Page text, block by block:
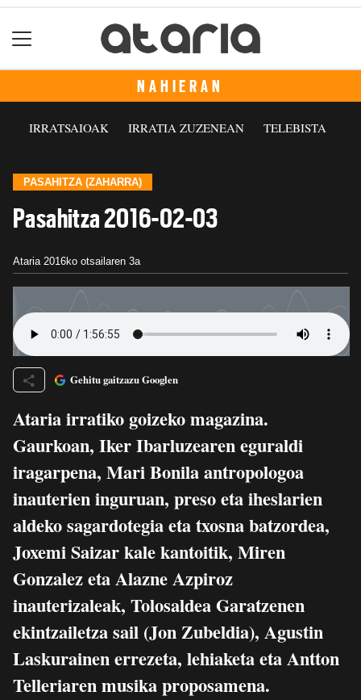
NAHIERAN
IRRATSAIOAK IRRATIA ZUZENEAN TELEBISTA
PASAHITZA (ZAHARRA)
Pasahitza 2016-02-03
Ataria 2016ko otsailaren 3a
Gehitu gaitzazu Googlen
Ataria irratiko goizeko magazina.
Gaurkoan, Iker Ibarluzearen eguraldi
iragarpena, Mari Bonila antropologoa
inauterien inguruan, preso eta iheslarien
aldeko sagardotegia eta txosna batzordea,
Joxemi Saizar kale kantoitik, Miren
Gonzalez eta Alazne Azpiroz
inauterizaleak, Tolosaldea Garatzenen
ekintzailetza sail (Jon Zubeldia), Agustin
Laskurainen errezeta, lehiaketa eta Antton
Telleriaren musika proposamena.